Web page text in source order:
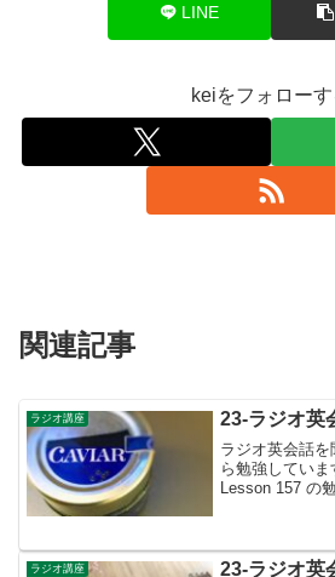
LINE
keiをフォローす
関連記事
ラジオ講座 23-ラジオ英
ラジオ英会話
ら勉強していま
Lesson 157 の
ラジオ講座 23-ラジオ英